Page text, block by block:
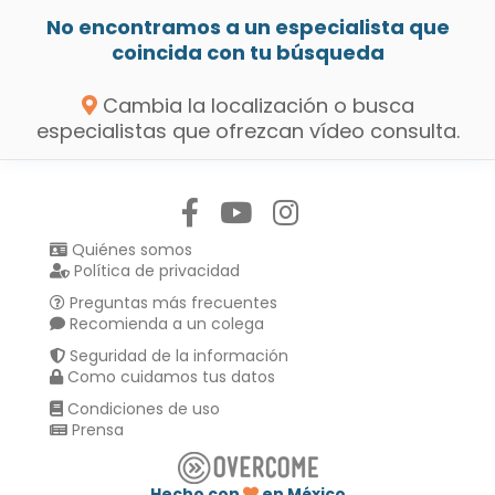
No encontramos a un especialista que
coincida con tu búsqueda
Cambia la localización o busca
especialistas que ofrezcan vídeo consulta.
Quiénes somos
Política de privacidad
Preguntas más frecuentes
Recomienda a un colega
Seguridad de la información
Como cuidamos tus datos
Condiciones de uso
Prensa